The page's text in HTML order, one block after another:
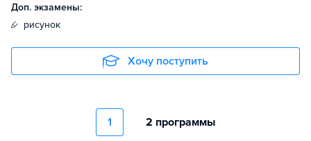
Доп. экзамены:
рисунок
Хочу поступить
1 2 программы